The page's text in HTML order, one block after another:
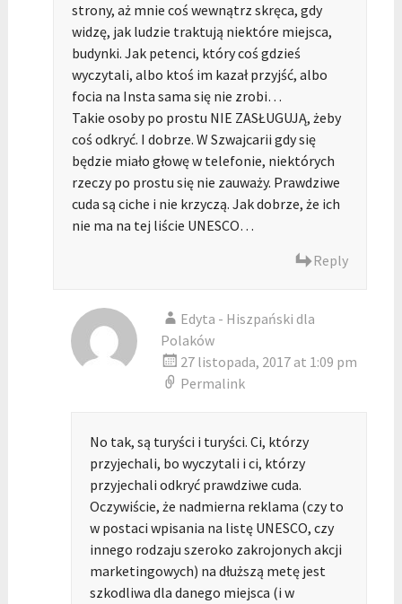
strony, aż mnie coś wewnątrz skręca, gdy
widzę, jak ludzie traktują niektóre miejsca,
budynki. Jak petenci, który coś gdzieś
wyczytali, albo ktoś im kazał przyjść, albo
focia na Insta sama się nie zrobi…
Takie osoby po prostu NIE ZASŁUGUJĄ, żeby
coś odkryć. I dobrze. W Szwajcarii gdy się
będzie miało głowę w telefonie, niektórych
rzeczy po prostu się nie zauważy. Prawdziwe
cuda są ciche i nie krzyczą. Jak dobrze, że ich
nie ma na tej liście UNESCO…
Reply
Edyta - Hiszpański dla
Polaków
27 listopada, 2017 at 1:09 pm
Permalink
No tak, są turyści i turyści. Ci, którzy
przyjechali, bo wyczytali i ci, którzy
przyjechali odkryć prawdziwe cuda.
Oczywiście, że nadmierna reklama (czy to
w postaci wpisania na listę UNESCO, czy
innego rodzaju szeroko zakrojonych akcji
marketingowych) na dłuższą metę jest
szkodliwa dla danego miejsca (i w